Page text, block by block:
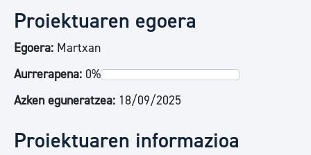
Proiektuaren egoera
Egoera: Martxan
Aurrerapena: 0%
Azken eguneratzea: 18/09/2025
Proiektuaren informazioa